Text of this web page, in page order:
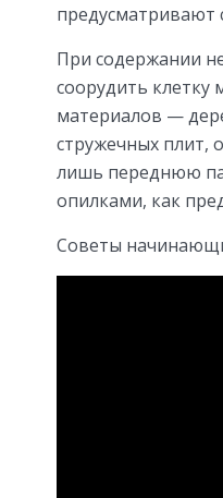
предусматривают
При содержании
соорудить
материалов —
стружечных плит,
лишь переднюю
опилками, как
Советы